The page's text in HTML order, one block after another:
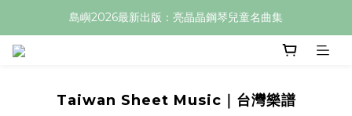
島嶼2026最新出版：亮晶晶鋼琴兒童名曲集
Taiwan Sheet Music｜台灣樂譜